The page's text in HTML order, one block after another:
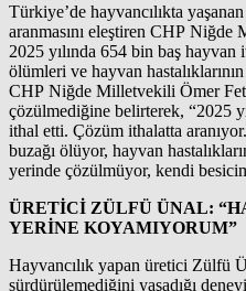
Türkiye’de hayvancılıkta
aranmasını eleştiren CHP
2025 yılında 654 bin baş hayvan
ölümleri ve hayvan
CHP Niğde Milletvekili Ömer
çözülmediğine belirterek, “2025
ithal etti. Çözüm ithalatta
buzağı ölüyor, hayvan
yerinde çözülmüyor, kendi
ÜRETİCİ ZÜLFÜ ÜNAL:
YERİNE KOYAMIYORUM”
Hayvancılık yapan üretici Zülfü
sürdürülemediğini yaşadığı